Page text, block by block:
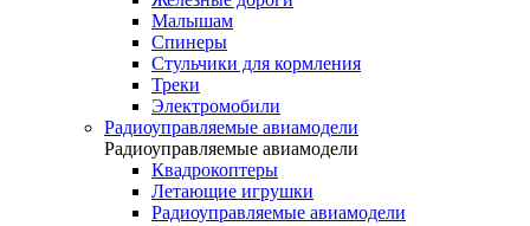
Малышам
Спинеры
Стульчики для кормления
Треки
Электромобили
Радиоуправляемые авиамодели
Радиоуправляемые авиамодели
Квадрокоптеры
Летающие игрушки
Радиоуправляемые авиамодели